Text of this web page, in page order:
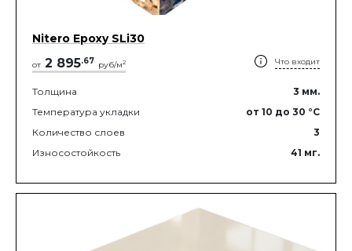
Nitero Epoxy SLi30
от 2 895.67 руб/м2 Что входит
Толщина 3 мм.
Температура укладки
от 10 до 30 °C
Количество слоев
3
Износостойкость
41 мг.